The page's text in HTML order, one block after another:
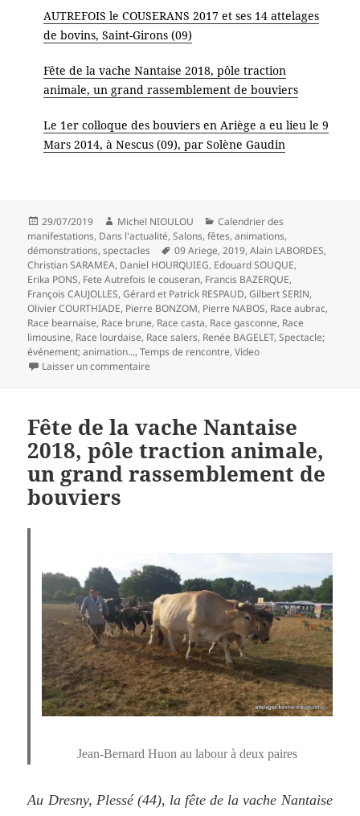
AUTREFOIS le COUSERANS 2017 et ses 14 attelages
de bovins, Saint-Girons (09)
Fête de la vache Nantaise 2018, pôle traction
animale, un grand rassemblement de bouviers
Le 1er colloque des bouviers en Ariège a eu lieu le 9
Mars 2014, à Nescus (09), par Solène Gaudin
Publié
le
29/07/2019 Auteur
Michel NIOULOU Catégories
Calendrier des
manifestations, Dans l'actualité,Salons, fêtes, animations,
démonstrations, spectacles
Mots-
clés
09 Ariege,2019,Alain LABORDES,
Christian SARAMEA, Daniel HOURQUIEG, Edouard SOUQUE,
Erika PONS, Fete Autrefois le couseran, Francis BAZERQUE,
François CAUJOLLES,Gérard et Patrick RESPAUD,Gilbert SERIN,
Olivier COURTHIADE, Pierre BONZOM, Pierre NABOS, Race aubrac,
Race bearnaise, Race brune, Race casta, Race gasconne, Race
limousine, Race lourdaise, Race salers, Renée BAGELET,Spectacle;
événement; animation...,Temps de rencontre,Video
Laisser un commentaire
Fête de la vache Nantaise
2018, pôle traction animale,
un grand rassemblement de
bouviers
Jean-Bernard Huon au labour à deux paires
Au Dresny, Plessé (44), la fête de la vache Nantaise